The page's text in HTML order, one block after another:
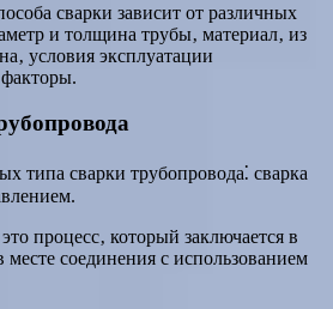
сварки зависит от различных
и толщина трубы‚ материал‚ из
условия эксплуатации
типа сварки трубопровода⁚ сварка
процесс‚ который заключается в
месте соединения с использованием